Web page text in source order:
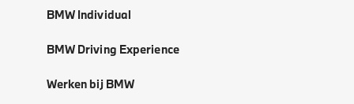
BMW Individual
BMW Driving Experience
Werken bij BMW